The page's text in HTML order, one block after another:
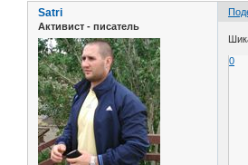
Satri
Активист - писатель
0